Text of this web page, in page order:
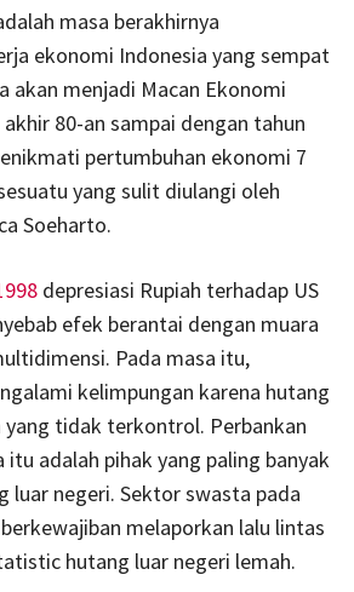
masa berakhirnya
ekonomi Indonesia yang sempat
akan menjadi Macan Ekonomi
akhir 80-an sampai dengan tahun
pertumbuhan ekonomi 7
yang sulit diulangi oleh
Soeharto.
depresiasi Rupiah terhadap US
efek berantai dengan muara
Pada masa itu,
kelimpungan karena hutang
yang tidak terkontrol. Perbankan
adalah pihak yang paling banyak
luar negeri. Sektor swasta pada
melaporkan lalu lintas
hutang luar negeri lemah.